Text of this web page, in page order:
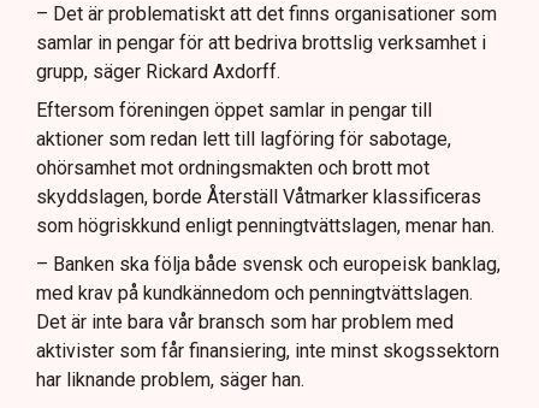
– Det är problematiskt att det finns organisationer som
samlar in pengar för att bedriva brottslig verksamhet i
grupp, säger Rickard Axdorff.
Eftersom föreningen öppet samlar in pengar till
aktioner som redan lett till lagföring för sabotage,
ohörsamhet mot ordningsmakten och brott mot
skyddslagen, borde Återställ Våtmarker klassificeras
som högriskkund enligt penningtvättslagen, menar han.
– Banken ska följa både svensk och europeisk banklag,
med krav på kundkännedom och penningtvättslagen.
Det är inte bara vår bransch som har problem med
aktivister som får finansiering, inte minst skogssektorn
har liknande problem, säger han.